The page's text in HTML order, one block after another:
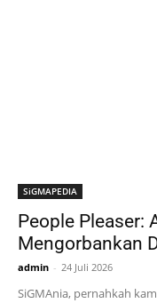
SiGMAPEDIA
People Pleaser:
Mengorbankan
admin - 24 Juli 2026
SiGMAnia, pernahkah